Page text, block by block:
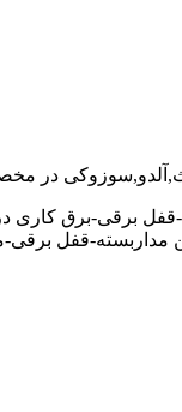
در
قفل برقی-برق
مداربسته-قفل